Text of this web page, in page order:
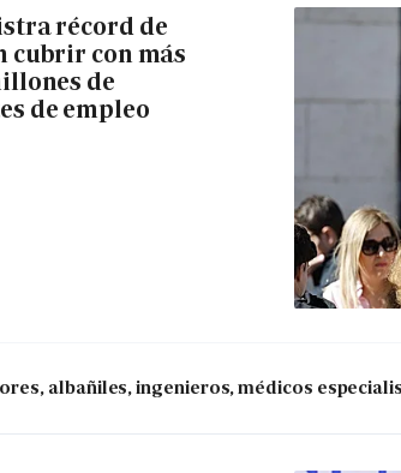
récord de
cubrir con más
de
de empleo
albañiles, ingenieros, médicos